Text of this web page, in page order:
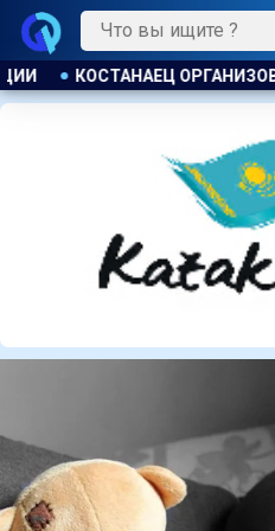
ЗАЙМОВ ПОД 120 % ГОДОВЫХ